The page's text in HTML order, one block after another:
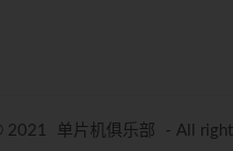
2021 单片机俱乐部 - All